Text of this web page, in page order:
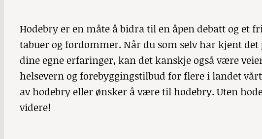
Hodebry er en måte å bidra til en åpen debatt og et
tabuer og fordommer. Når du som selv har kjent
dine egne erfaringer, kan det kanskje også være
helsevern og forebyggingstilbud for flere i landet
av hodebry eller ønsker å være til hodebry. Uten
videre!